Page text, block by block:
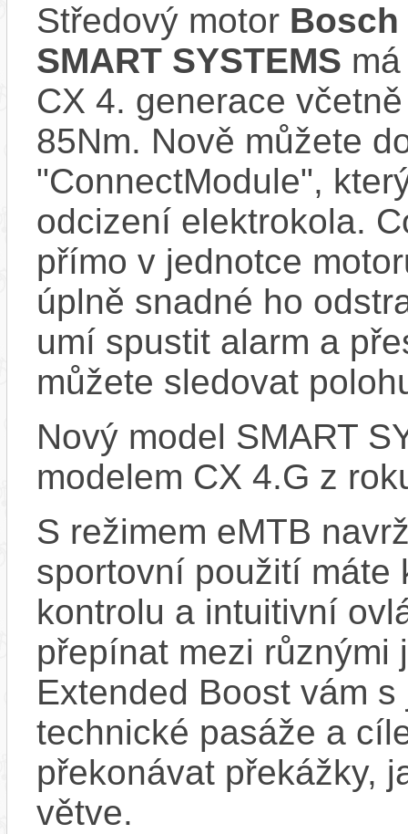
Středový motor Bosch
SMART SYSTEMS
CX 4. generace
85Nm. Nově můžete
"ConnectModule",
odcizení elektrokola.
přímo v jednotce
úplně snadné ho
umí spustit alarm a
můžete sledovat
Nový model SMART
modelem CX 4.G z
S režimem eMTB
sportovní použití máte
kontrolu a intuitivní
přepínat mezi různými
Extended Boost vám
technické pasáže a
překonávat překážky,
větve.